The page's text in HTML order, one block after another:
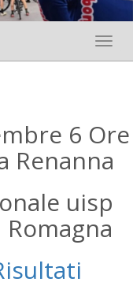
6 Ore
Renanna
uisp